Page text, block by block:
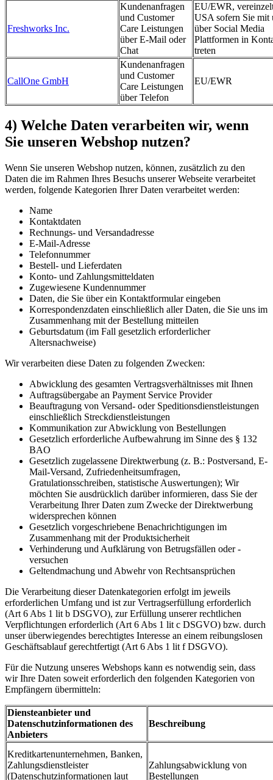
Freshworks Inc.
Kundenanfragen
und Customer
Care Leistungen
über E-Mail oder
Chat
EU/EWR,
USA sofern Sie mit
über Social Media
Plattformen in
treten
CallOne GmbH
Kundenanfragen
und Customer
Care Leistungen
über Telefon
EU/EWR
4) Welche Daten verarbeiten wir, wenn
Sie unseren Webshop nutzen?
Wenn Sie unseren Webshop nutzen, können, zusätzlich zu den
Daten die im Rahmen Ihres Besuchs unserer Webseite verarbeitet
werden, folgende Kategorien Ihrer Daten verarbeitet werden:
Name
Kontaktdaten
Rechnungs- und Versandadresse
E-Mail-Adresse
Telefonnummer
Bestell- und Lieferdaten
Konto- und Zahlungsmitteldaten
Zugewiesene Kundennummer
Daten, die Sie über ein Kontaktformular eingeben
Korrespondenzdaten einschließlich aller Daten, die Sie uns im
Zusammenhang mit der Bestellung mitteilen
Geburtsdatum (im Fall gesetzlich erforderlicher
Altersnachweise)
Wir verarbeiten diese Daten zu folgenden Zwecken:
Abwicklung des gesamten Vertragsverhältnisses mit Ihnen
Auftragsübergabe an Payment Service Provider
Beauftragung von Versand- oder Speditionsdienstleistungen
einschließlich Streckdienstleistungen
Kommunikation zur Abwicklung von Bestellungen
Gesetzlich erforderliche Aufbewahrung im Sinne des § 132
BAO
Gesetzlich zugelassene Direktwerbung (z. B.: Postversand, E-
Mail-Versand, Zufriedenheitsumfragen,
Gratulationsschreiben, statistische Auswertungen); Wir
möchten Sie ausdrücklich darüber informieren, dass Sie der
Verarbeitung Ihrer Daten zum Zwecke der Direktwerbung
widersprechen können
Gesetzlich vorgeschriebene Benachrichtigungen im
Zusammenhang mit der Produktsicherheit
Verhinderung und Aufklärung von Betrugsfällen oder -
versuchen
Geltendmachung und Abwehr von Rechtsansprüchen
Die Verarbeitung dieser Datenkategorien erfolgt im jeweils
erforderlichen Umfang und ist zur Vertragserfüllung erforderlich
(Art 6 Abs 1 lit b DSGVO), zur Erfüllung unserer rechtlichen
Verpflichtungen erforderlich (Art 6 Abs 1 lit c DSGVO) bzw. durch
unser überwiegendes berechtigtes Interesse an einem reibungslosen
Geschäftsablauf gerechtfertigt (Art 6 Abs 1 lit f DSGVO).
Für die Nutzung unseres Webshops kann es notwendig sein, dass
wir Ihre Daten soweit erforderlich den folgenden Kategorien von
Empfängern übermitteln:
Diensteanbieter und
Datenschutzinformationen des
Anbieters
Beschreibung
Kreditkartenunternehmen, Banken,
Zahlungsdienstleister
(Datenschutzinformationen laut
Zahlungsabwicklung von
Bestellungen